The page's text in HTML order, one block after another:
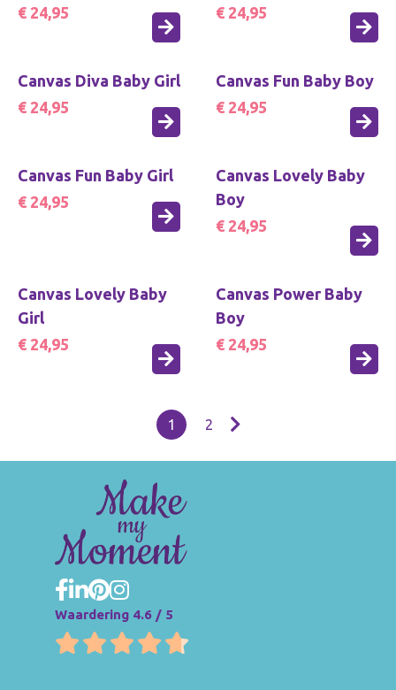
€ 24,95
€ 24,95
Canvas Diva Baby Girl
€ 24,95
Canvas Fun Baby Boy
€ 24,95
Canvas Fun Baby Girl
€ 24,95
Canvas Lovely Baby
Boy
€ 24,95
Canvas Lovely Baby
Girl
€ 24,95
Canvas Power Baby
Boy
€ 24,95
1 2
Waardering 4.6 / 5